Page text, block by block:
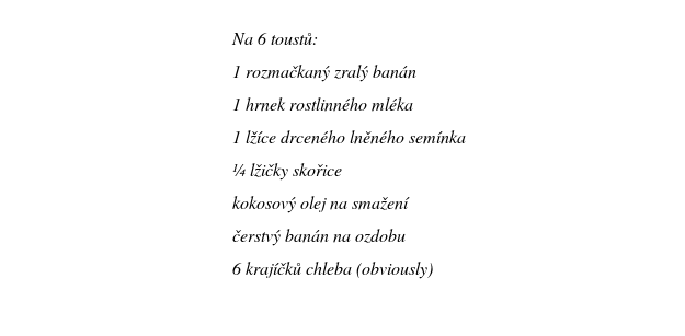
Na 6 toustů:
1 rozmačkaný zralý banán
1 hrnek rostlinného mléka
1 lžíce drceného lněného semínka
¼ lžičky skořice
kokosový olej na smažení
čerstvý banán na ozdobu
6 krajíčků chleba (obviously)